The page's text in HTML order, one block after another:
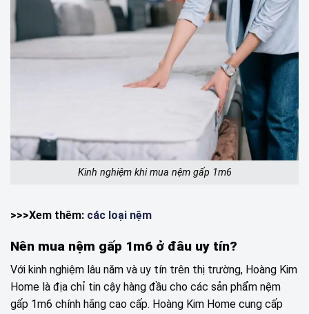
Kinh nghiệm khi mua nệm gấp 1m6
>>>Xem thêm: các loại nệm
Nên mua nệm gấp 1m6 ở đâu uy tín?
Với kinh nghiệm lâu năm và uy tín trên thị trường, Hoàng Kim
Home là địa chỉ tin cậy hàng đầu cho các sản phẩm nệm
gấp 1m6 chính hãng cao cấp. Hoàng Kim Home cung cấp